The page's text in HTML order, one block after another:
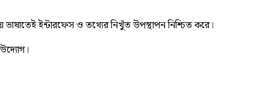
ভাষাতেই ইন্টারফেস ও তথ্যের নিখুঁত উপস্থাপন নিশ্চিত করে।